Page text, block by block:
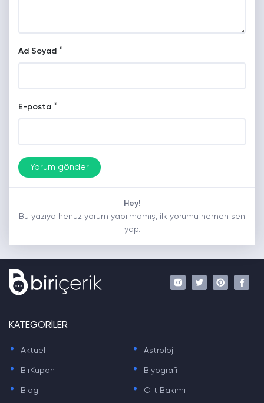
Ad Soyad *
E-posta *
Hey!
Bu yazıya henüz yorum yapılmamış, ilk yorumu hemen sen
yap.
KATEGORİLER
. Aktüel . Astroloji
. BirKupon . Biyografi
. Blog . Cilt Bakımı